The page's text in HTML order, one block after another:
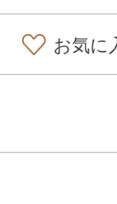
お気に